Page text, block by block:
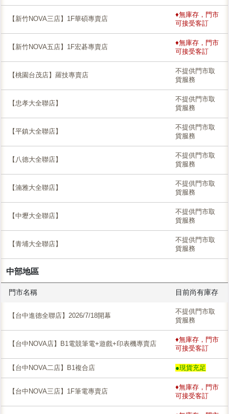
【新竹NOVA三店】1F華碩專賣店
♦無庫存，門市
可接受客訂
【新竹NOVA五店】1F宏碁專賣店
♦無庫存，門市
可接受客訂
【桃園台茂店】羅技專賣店
不提供門市取
貨服務
【忠孝大全聯店】
不提供門市取
貨服務
【平鎮大全聯店】
不提供門市取
貨服務
【八德大全聯店】
不提供門市取
貨服務
【湳雅大全聯店】
不提供門市取
貨服務
【中壢大全聯店】
不提供門市取
貨服務
【青埔大全聯店】
不提供門市取
貨服務
中部地區
門市名稱 目前尚有庫存
【台中進德全聯店】2026/7/18開幕
不提供門市取
貨服務
【台中NOVA店】B1電競筆電+遊戲+印表機專賣店
♦無庫存，門市
可接受客訂
【台中NOVA二店】B1複合店 ●現貨充足
【台中NOVA三店】1F筆電專賣店
♦無庫存，門市
可接受客訂